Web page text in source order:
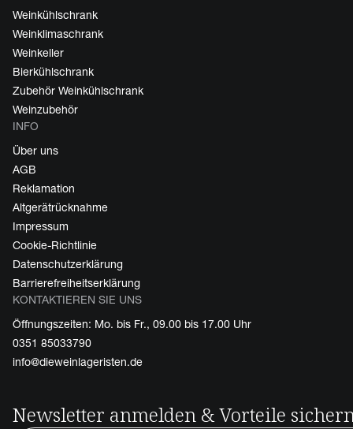
Weinkühlschrank
Weinklimaschrank
Weinkeller
Bierkühlschrank
Zubehör Weinkühlschrank
Weinzubehör
INFO
Über uns
AGB
Reklamation
Altgerätrücknahme
Impressum
Cookie-Richtlinie
Datenschutzerklärung
Barrierefreiheitserklärung
KONTAKTIEREN SIE UNS
Öffnungszeiten: Mo. bis Fr., 09.00 bis 17.00 Uhr
0351 85033790
info@dieweinlageristen.de
Newsletter anmelden & Vorteile